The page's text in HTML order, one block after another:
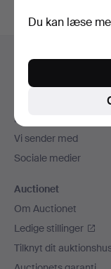
Hjælp og
Kontakt supporten
Betalingsmuligheder
Vi sender med
Sociale medier
Auctionet
Om Auctionet
Ledige stillinger
Tilknyt dit
Du kan læse